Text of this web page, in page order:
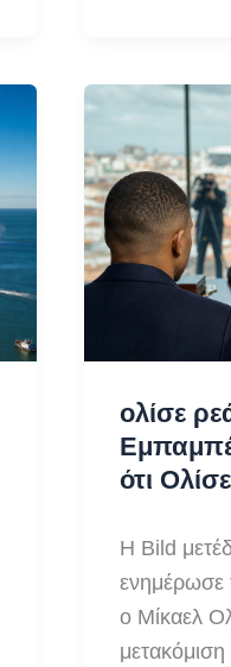
ο
Τραμπ
στον
πόλεμο
που
ολίσε
ότι
Η Bild
ενημέρωσε
ο Μίκαελ
μετακόμιση